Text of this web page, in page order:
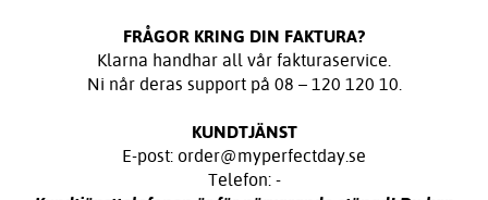
FRÅGOR KRING DIN FAKTURA?
Klarna handhar all vår fakturaservice.
Ni når deras support på 08 – 120 120 10.
KUNDTJÄNST
E-post: order@myperfectday.se
Telefon: -